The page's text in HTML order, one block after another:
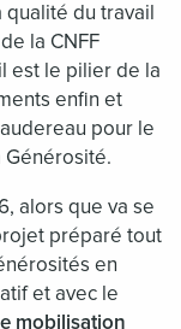
qualité du travail
la CNFF
est le pilier de la
enfin et
pour le
Générosité.
alors que va se
préparé tout
en
et avec le
mobilisation